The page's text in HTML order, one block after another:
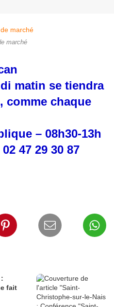
marché
matin se tiendra
comme chaque
– 08h30-13h
47 29 30 87
fait